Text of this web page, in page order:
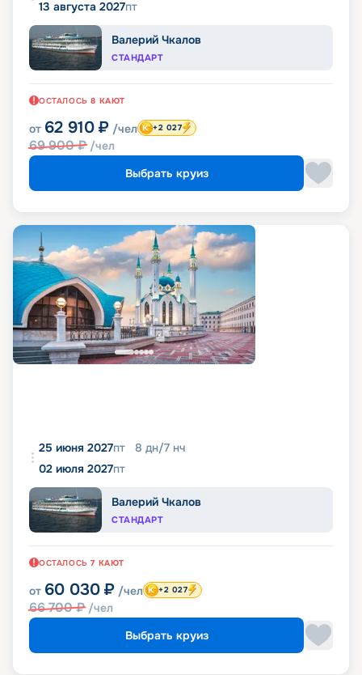
13 августа 2027пт
Валерий Чкалов
СТАНДАРТ
ОСТАЛОСЬ 8 КАЮТ
от 62 910 ₽ /чел
69 900₽ /чел
+2 027
Выбрать круиз
25 июня 2027пт 8 дн/7 нч
02 июля 2027пт
Валерий Чкалов
СТАНДАРТ
ОСТАЛОСЬ 7 КАЮТ
от 60 030 ₽ /чел
66 700₽ /чел
+2 027
Выбрать круиз